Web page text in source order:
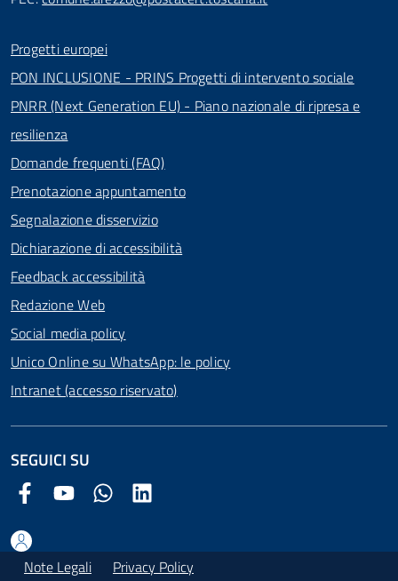
Progetti europei
PON INCLUSIONE - PRINS Progetti di intervento sociale
PNRR (Next Generation EU) - Piano nazionale di ripresa e
resilienza
Domande frequenti (FAQ)
Prenotazione appuntamento
Segnalazione disservizio
Dichiarazione di accessibilità
Feedback accessibilità
Redazione Web
Social media policy
Unico Online su WhatsApp: le policy
Intranet (accesso riservato)
SEGUICI SU
Facebook Comune di Arezzo
Youtube Comune di Arezzo
Twitter Comune di Arezzo
Note Legali Privacy Policy